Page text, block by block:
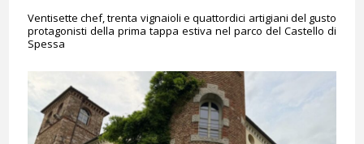
Ventisette chef, trenta vignaioli e quattordici artigiani del gusto
protagonisti della prima tappa estiva nel parco del Castello di
Spessa